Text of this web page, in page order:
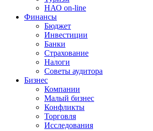
НАО on-line
Финансы
Бюджет
Инвестиции
Банки
Страхование
Налоги
Советы аудитора
Бизнес
Компании
Малый бизнес
Конфликты
Торговля
Исследования